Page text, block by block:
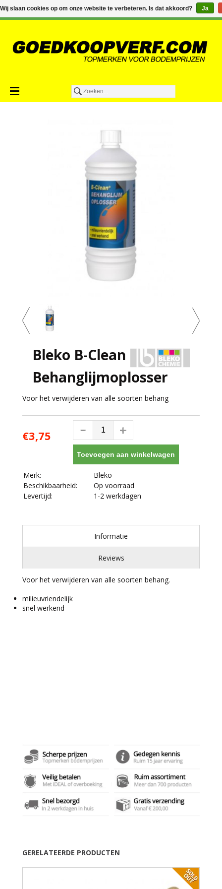
€0,00
Bleko B-Clean
Behanglijmoplosser
Voor het verwijderen van alle soorten behang
€3,75
Toevoegen aan winkelwagen
Toevoegen aan winkelwagen
Merk:
Bleko
Beschikbaarheid:
Op voorraad
Levertijd:
1-2 werkdagen
Informatie
Reviews
Voor het verwijderen van alle soorten behang.
milieuvriendelijk
snel werkend
GERELATEERDE PRODUCTEN
Wij slaan cookies op om onze website te verbeteren. Is dat akkoord? Ja